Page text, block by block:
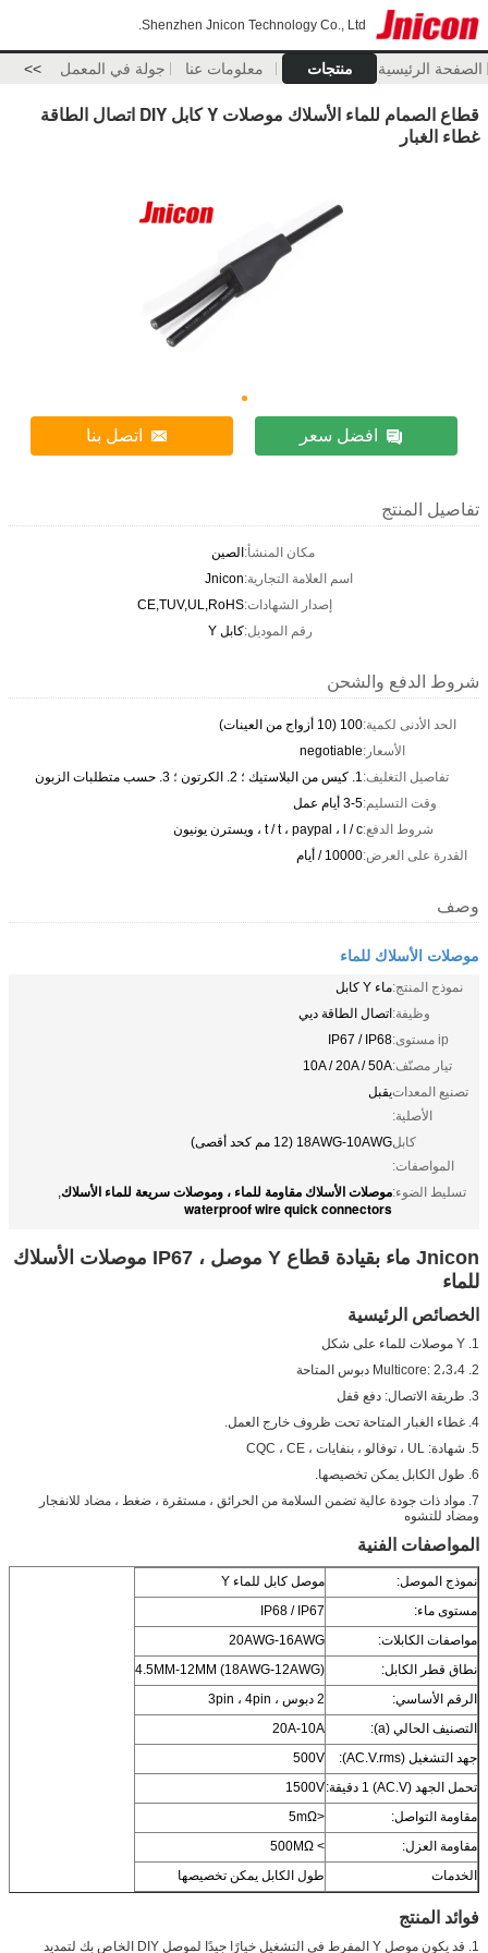
Shenzhen Jnicon Technology Co., Ltd.
الصفحة الرئيسية منتجات معلومات عنا جولة في المعمل >>
قطاع الصمام للماء الأسلاك موصلات Y كابل DIY اتصال الطاقة
غطاء الغبار
افضل سعر اتصل بنا
تفاصيل المنتج
مكان المنشأ:الصين
اسم العلامة التجارية:Jnicon
إصدار الشهادات:CE,TUV,UL,RoHS
رقم الموديل:كابل Y
شروط الدفع والشحن
الحد الأدنى لكمية:100 (10 أزواج من العينات)
الأسعار:negotiable
تفاصيل التغليف:1. كيس من البلاستيك ؛ 2. الكرتون ؛ 3. حسب متطلبات الزبون
وقت التسليم:3-5 أيام عمل
شروط الدفع:t / t ، paypal ، l / c ، ويسترن يونيون
القدرة على العرض:10000 / أيام
وصف
موصلات الأسلاك للماء
نموذج المنتج:ماء Y كابل
وظيفة:اتصال الطاقة ديي
ip مستوى:
IP67 / IP68
تيار مصنّف:10A / 20A / 50A
تصنيع المعدات
الأصلية:
يقبل
كابل
المواصفات:
18AWG-10AWG (12 مم كحد أقصى)
تسليط الضوء:موصلات الأسلاك مقاومة للماء ، وموصلات سريعة للماء الأسلاك,
waterproof wire quick connectors
Jnicon ماء بقيادة قطاع Y موصل ، IP67 موصلات الأسلاك
للماء
الخصائص الرئيسية
1. Y موصلات للماء على شكل
2. Multicore: 2،3،4 دبوس المتاحة
3. طريقة الاتصال: دفع قفل
4. غطاء الغبار المتاحة تحت ظروف خارج العمل.
5. شهادة: UL ، توفالو ، بنفايات ، CQC ، CE
6. طول الكابل يمكن تخصيصها.
7. مواد ذات جودة عالية تضمن السلامة من الحرائق ، مستقرة ، ضغط ، مضاد للانفجار
ومضاد للتشوه
المواصفات الفنية
نموذج الموصل:
موصل كابل للماء Y
مستوى ماء:
IP68 / IP67
مواصفات الكابلات:
20AWG-16AWG
نطاق قطر الكابل:
4.5MM-12MM (18AWG-12AWG)
الرقم الأساسي:
2 دبوس ، 3pin ، 4pin
التصنيف الحالي (a):
20A-10A
جهد التشغيل (AC.V.rms):
500V
تحمل الجهد (AC.V) 1 دقيقة:
1500V
مقاومة التواصل:
<5mΩ
مقاومة العزل:
> 500MΩ
الخدمات
طول الكابل يمكن تخصيصها
فوائد المنتج
1. قد يكون موصل Y المفرط في التشغيل خيارًا جيدًا لموصل DIY الخاص بك لتمديد